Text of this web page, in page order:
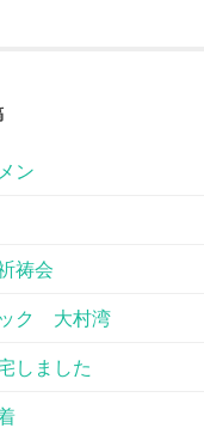
ン
祷会
ク 大村湾
しました